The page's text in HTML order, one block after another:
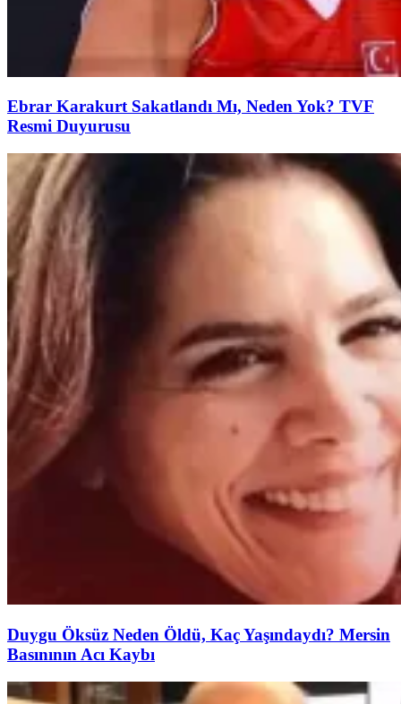
Ebrar Karakurt Sakatlandı Mı, Neden Yok? TVF
Resmi Duyurusu
Duygu Öksüz Neden Öldü, Kaç Yaşındaydı? Mersin
Basınının Acı Kaybı